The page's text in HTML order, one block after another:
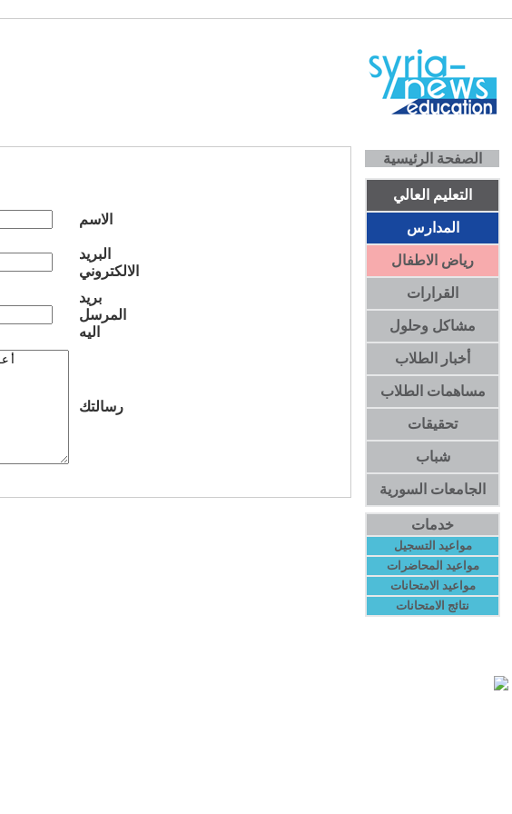
الاسم
البريد
الالكتروني
بريد
المرسل
اليه
رسالتك
الصفحة الرئيسية
التعليم العالي
المدارس
رياض الاطفال
القرارات
مشاكل وحلول
أخبار الطلاب
مساهمات الطلاب
تحقيقات
شباب
الجامعات السورية
خدمات
مواعيد التسجيل
مواعيد المحاضرات
مواعيد الامتحانات
نتائج الامتحانات